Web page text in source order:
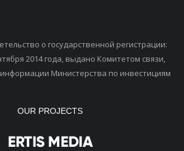
о государственной регистрации:
2014 года, выдано Комитетом связи,
Министерства по инвестициям
OUR PROJECTS